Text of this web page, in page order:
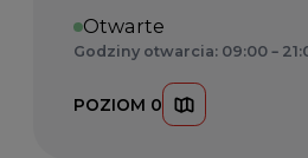
Otwarte
Godziny otwarcia: 09:00 –
POZIOM 0